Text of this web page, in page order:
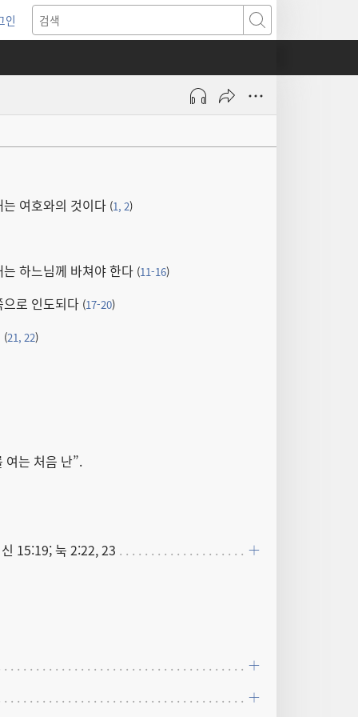
인
운 검색
여호와의 것이다 (1, 2)
하느님께 바쳐야 한다 (11-16)
로 인도되다 (17-20)
(21, 22)
여는 처음 난”.
15:19; 눅 2:22, 23